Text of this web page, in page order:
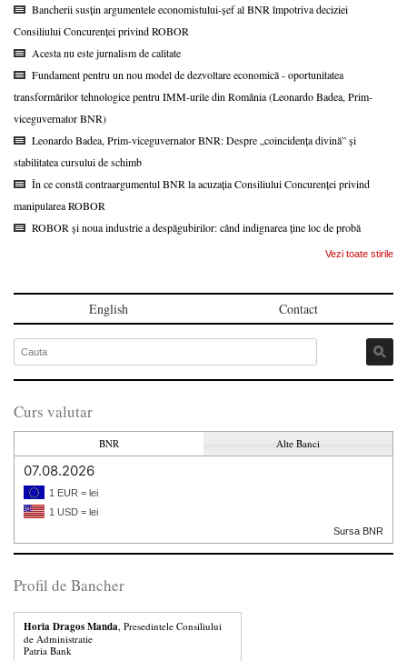
Bancherii susțin argumentele economistului-șef al BNR împotriva deciziei
Consiliului Concurenței privind ROBOR
Acesta nu este jurnalism de calitate
Fundament pentru un nou model de dezvoltare economică - oportunitatea
transformărilor tehnologice pentru IMM-urile din România (Leonardo Badea, Prim-
viceguvernator BNR)
Leonardo Badea, Prim-viceguvernator BNR: Despre „coincidența divină” și
stabilitatea cursului de schimb
În ce constă contraargumentul BNR la acuzația Consiliului Concurenței privind
manipularea ROBOR
ROBOR și noua industrie a despăgubirilor: când indignarea ține loc de probă
Vezi toate stirile
English Contact
Curs valutar
BNR Alte Banci
07.08.2026
1 EUR = lei
1 USD = lei
Sursa BNR
Profil de Bancher
Horia Dragos Manda , Presedintele Consiliului
de Administratie
Patria Bank